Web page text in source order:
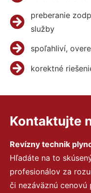
preberanie
služby
spoľahliví,
korektné
Kontaktujte
Revízny technik
Hľadáte na to
profesionálov za
či nezáväznú cenovú